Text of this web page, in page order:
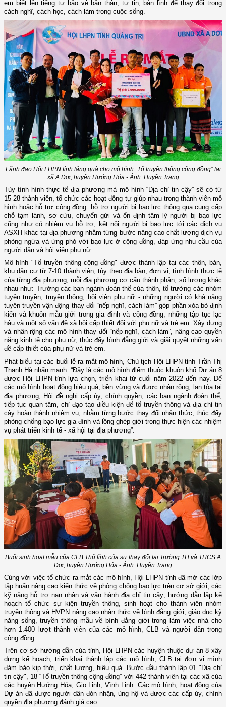
em biết lên tiếng tự bảo vệ bản thân, tự tin, bản lĩnh để thay đổi trong
cách nghĩ, cách học, cách làm trong cuộc sống.
Lãnh đạo Hội LHPN tỉnh tặng quà cho mô hình “Tổ truyền thông cộng đồng” tại
xã A Dơi, huyện Hướng Hóa - Ảnh: Huyền Trang
Tùy tình hình thực tế địa phương mà mô hình “Địa chỉ tin cậy” sẽ có từ
15-28 thành viên, tổ chức các hoạt động tự giúp nhau trong thành viên mô
hình hoặc hỗ trợ cộng đồng: hỗ trợ người bị bạo lực thông qua cung cấp
chỗ tạm lánh, sơ cứu, chuyển gửi và ổn định tâm lý người bị bạo lực
cũng như có nhiệm vụ hỗ trợ, kết nối người bị bạo lực tới các dịch vụ
ASXH khác tại địa phương nhằm từng bước nâng cao chất lượng dịch vụ
phòng ngừa và ứng phó với bạo lực ở cộng đồng, đáp ứng nhu cầu của
người dân và hội viên phụ nữ.
Mô hình "Tổ truyền thông cộng đồng" được thành lập tại các thôn, bản,
khu dân cư từ 7-10 thành viên, tùy theo địa bàn, đơn vị, tình hình thực tế
của từng địa phương, mỗi địa phương cơ cấu thành phần, số lượng khác
nhau như: Trưởng các ban ngành đoàn thể của thôn, tổ trưởng các nhóm
tuyên truyền, truyền thông, hội viên phụ nữ - những người có khả năng
tuyên truyền vận động thay đổi “nếp nghĩ, cách làm” góp phần xóa bỏ định
kiến và khuôn mẫu giới trong gia đình và cộng đồng, những tập tục lạc
hậu và một số vấn đề xã hội cấp thiết đối với phụ nữ và trẻ em. Xây dựng
và nhân rộng các mô hình thay đổi “nếp nghĩ, cách làm”, nâng cao quyền
năng kinh tế cho phụ nữ; thúc đẩy bình đẳng giới và giải quyết những vấn
đề cấp thiết của phụ nữ và trẻ em.
Phát biểu tại các buổi lễ ra mắt mô hình, Chủ tịch Hội LHPN tỉnh Trần Thị
Thanh Hà nhấn mạnh: “Đây là các mô hình điểm thuộc khuôn khổ Dự án 8
được Hội LHPN tỉnh lựa chọn, triển khai từ cuối năm 2022 đến nay. Để
các mô hình hoạt động hiệu quả, bền vững và được nhân rộng, lan tỏa tại
địa phương, Hội đề nghị cấp ủy, chính quyền, các ban ngành đoàn thể,
tiếp tục quan tâm, chỉ đạo tạo điều kiện để tổ truyền thông và địa chỉ tin
cậy hoàn thành nhiệm vụ, nhằm từng bước thay đổi nhận thức, thúc đẩy
phòng chống bạo lực gia đình và lồng ghép giới trong thực hiện các nhiệm
vụ phát triển kinh tế - xã hội tại địa phương”.
Buổi sinh hoạt mẫu của CLB Thủ lĩnh của sự thay đổi tại Trường TH và THCS A
Dơi, huyện Hướng Hóa - Ảnh: Huyền Trang
Cùng với việc tổ chức ra mắt các mô hình, Hội LHPN tỉnh đã mở các lớp
tập huấn nâng cao kiến thức về phòng chống bạo lực trên cơ sở giới, các
kỹ năng hỗ trợ nạn nhân và vận hành địa chỉ tin cậy; hướng dẫn lập kế
hoạch tổ chức sự kiện truyền thông, sinh hoạt cho thành viên nhóm
truyền thông và HVPN nâng cao nhận thức về bình đẳng giới; giáo dục kỹ
năng sống, truyền thông mẫu về bình đẳng giới trong làm việc nhà cho
hơn 1.400 lượt thành viên của các mô hình, CLB và người dân trong
cộng đồng.
Trên cơ sở hướng dẫn của tỉnh, Hội LHPN các huyện thuộc dự án 8 xây
dựng kế hoạch, triển khai thành lập các mô hình, CLB tại đơn vị mình
đảm bảo kịp thời, chất lượng, hiệu quả. Bước đầu thành lập 01 "Địa chỉ
tin cậy", 18 “Tổ truyền thông cộng đồng” với 442 thành viên tại các xã của
các huyện Hướng Hóa, Gio Linh, Vĩnh Linh. Các mô hình, hoạt động của
Dự án đã được người dân đón nhận, ủng hộ và được các cấp ủy, chính
quyền địa phương đánh giá cao.